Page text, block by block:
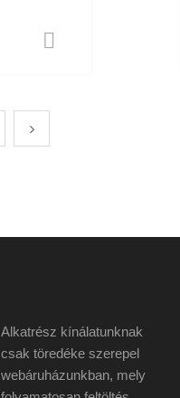
Alkatrész kínálatunknak
csak töredéke szerepel
webáruházunkban, mely